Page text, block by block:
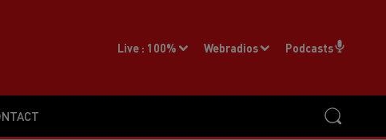
Live : 100% Webradios Podcasts